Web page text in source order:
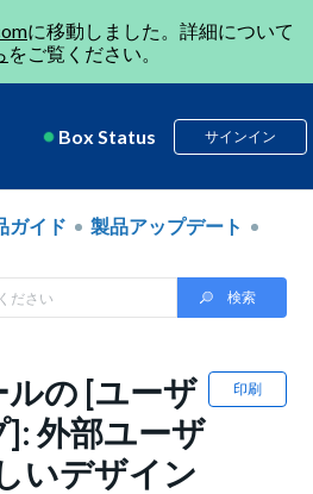
に移動しました。詳細について
をご覧ください。
Box Status サインイン
ガイド
製品アップデート
印刷
の [ユーザ
外部ユーザ
いデザイン